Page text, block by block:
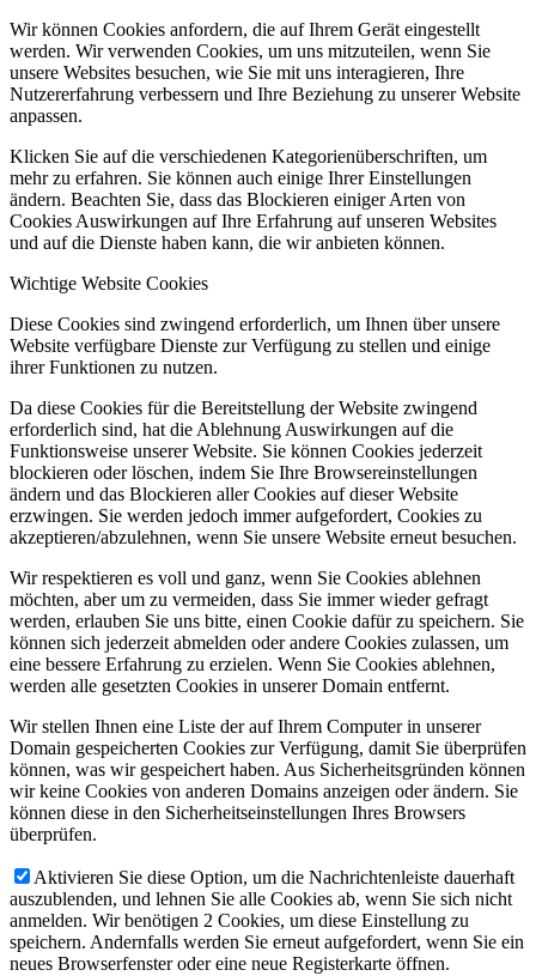
Wir können Cookies anfordern, die auf Ihrem Gerät eingestellt
werden. Wir verwenden Cookies, um uns mitzuteilen, wenn Sie
unsere Websites besuchen, wie Sie mit uns interagieren, Ihre
Nutzererfahrung verbessern und Ihre Beziehung zu unserer Website
anpassen.
Klicken Sie auf die verschiedenen Kategorienüberschriften, um
mehr zu erfahren. Sie können auch einige Ihrer Einstellungen
ändern. Beachten Sie, dass das Blockieren einiger Arten von
Cookies Auswirkungen auf Ihre Erfahrung auf unseren Websites
und auf die Dienste haben kann, die wir anbieten können.
Wichtige Website Cookies
Diese Cookies sind zwingend erforderlich, um Ihnen über unsere
Website verfügbare Dienste zur Verfügung zu stellen und einige
ihrer Funktionen zu nutzen.
Da diese Cookies für die Bereitstellung der Website zwingend
erforderlich sind, hat die Ablehnung Auswirkungen auf die
Funktionsweise unserer Website. Sie können Cookies jederzeit
blockieren oder löschen, indem Sie Ihre Browsereinstellungen
ändern und das Blockieren aller Cookies auf dieser Website
erzwingen. Sie werden jedoch immer aufgefordert, Cookies zu
akzeptieren/abzulehnen, wenn Sie unsere Website erneut besuchen.
Wir respektieren es voll und ganz, wenn Sie Cookies ablehnen
möchten, aber um zu vermeiden, dass Sie immer wieder gefragt
werden, erlauben Sie uns bitte, einen Cookie dafür zu speichern. Sie
können sich jederzeit abmelden oder andere Cookies zulassen, um
eine bessere Erfahrung zu erzielen. Wenn Sie Cookies ablehnen,
werden alle gesetzten Cookies in unserer Domain entfernt.
Wir stellen Ihnen eine Liste der auf Ihrem Computer in unserer
Domain gespeicherten Cookies zur Verfügung, damit Sie überprüfen
können, was wir gespeichert haben. Aus Sicherheitsgründen können
wir keine Cookies von anderen Domains anzeigen oder ändern. Sie
können diese in den Sicherheitseinstellungen Ihres Browsers
überprüfen.
Aktivieren Sie diese Option, um die Nachrichtenleiste dauerhaft
auszublenden, und lehnen Sie alle Cookies ab, wenn Sie sich nicht
anmelden. Wir benötigen 2 Cookies, um diese Einstellung zu
speichern. Andernfalls werden Sie erneut aufgefordert, wenn Sie ein
neues Browserfenster oder eine neue Registerkarte öffnen.